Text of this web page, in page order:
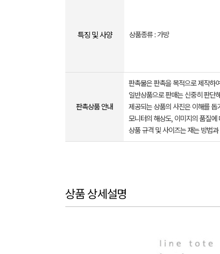
특징 및 사양 상품종류 : 가방
판촉상품 안내
판촉물은 판촉을 목적으로 제작하
일반상품으로 판매는 신중히 판단
제공되는 상품의 사진은 이해를
모니터의 해상도, 이미지의 품질
상품 규격 및 사이즈는 재는 방법
상품 상세설명